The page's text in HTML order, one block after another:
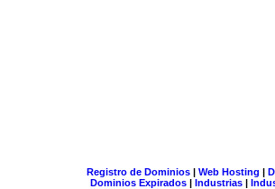
Registro de Dominios| Web Hosting |
Dominios Expirados | Industrias |